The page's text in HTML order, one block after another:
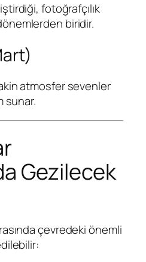
fotoğrafçılık
biridir.
atmosfer sevenler
sunar.
Gezilecek
çevredeki önemli